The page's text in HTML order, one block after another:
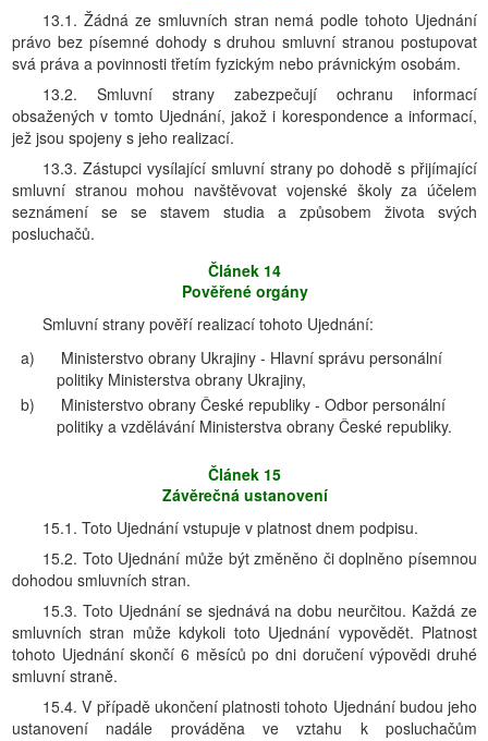
13.1. Žádná ze smluvních stran nemá podle tohoto Ujednání
právo bez písemné dohody s druhou smluvní stranou postupovat
svá práva a povinnosti třetím fyzickým nebo právnickým osobám.
13.2. Smluvní strany zabezpečují ochranu informací
obsažených v tomto Ujednání, jakož i korespondence a informací,
jež jsou spojeny s jeho realizací.
13.3. Zástupci vysílající smluvní strany po dohodě s přijímající
smluvní stranou mohou navštěvovat vojenské školy za účelem
seznámení se se stavem studia a způsobem života svých
posluchačů.
Článek 14
Pověřené orgány
Smluvní strany pověří realizací tohoto Ujednání:
a)
Ministerstvo obrany Ukrajiny - Hlavní správu personální
politiky Ministerstva obrany Ukrajiny,
b)
Ministerstvo obrany České republiky - Odbor personální
politiky a vzdělávání Ministerstva obrany České republiky.
Článek 15
Závěrečná ustanovení
15.1. Toto Ujednání vstupuje v platnost dnem podpisu.
15.2. Toto Ujednání může být změněno či doplněno písemnou
dohodou smluvních stran.
15.3. Toto Ujednání se sjednává na dobu neurčitou. Každá ze
smluvních stran může kdykoli toto Ujednání vypovědět. Platnost
tohoto Ujednání skončí 6 měsíců po dni doručení výpovědi druhé
smluvní straně.
15.4. V případě ukončení platnosti tohoto Ujednání budou jeho
ustanovení nadále prováděna ve vztahu k posluchačům